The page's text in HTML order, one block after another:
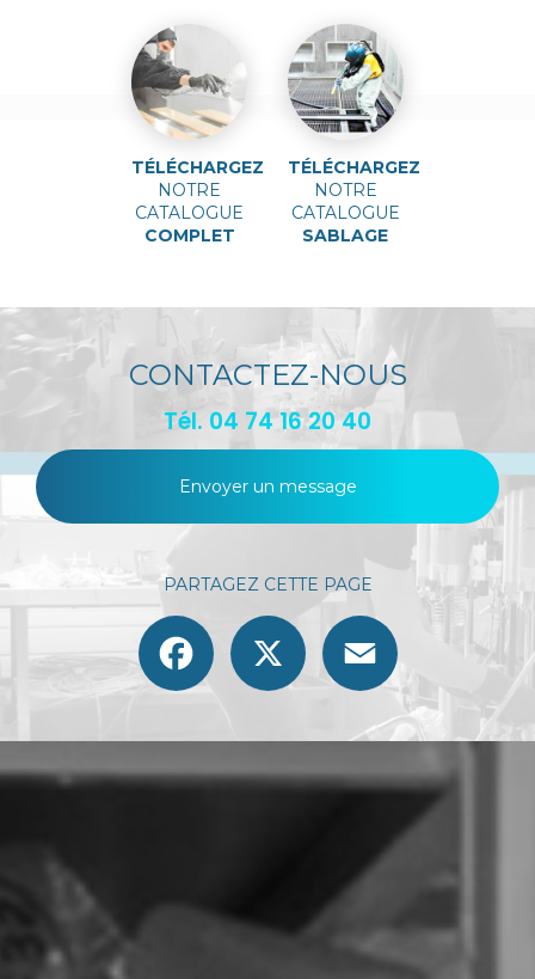
TÉLÉCHARGEZ
NOTRE
CATALOGUE
COMPLET
TÉLÉCHARGEZ
NOTRE
CATALOGUE
SABLAGE
CONTACTEZ-NOUS
Tél. 04 74 16 20 40
Envoyer un message
PARTAGEZ CETTE PAGE
Facebook